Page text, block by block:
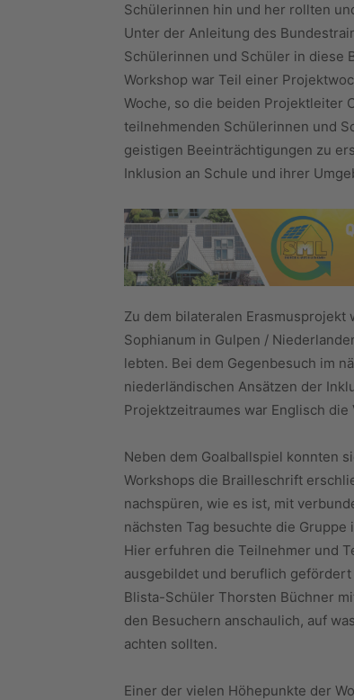
Schülerinnen hin und her rollten
Unter der Anleitung des
Schülerinnen und Schüler in
Workshop war Teil einer
Woche, so die beiden Projektleiter
teilnehmenden Schülerinnen und
geistigen Beeinträchtigungen zu
Inklusion an Schule und ihrer
Zu dem bilateralen
Sophianum in Gulpen /
lebten. Bei dem Gegenbesuch im
niederländischen Ansätzen der
Projektzeitraumes war Englisch die
Neben dem Goalballspiel konnten
Workshops die Brailleschrift
nachspüren, wie es ist, mit
nächsten Tag besuchte die
Hier erfuhren die Teilnehmer und
ausgebildet und beruflich
Blista-Schüler Thorsten Büchner
den Besuchern anschaulich, auf
achten sollten.
Einer der vielen Höhepunkte der